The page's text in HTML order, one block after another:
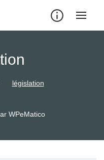
législation
WPeMatico